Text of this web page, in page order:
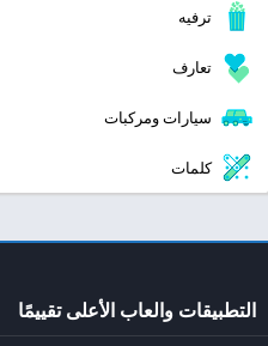
ترفيه
تعارف
سيارات ومركبات
كلمات
التطبيقات والعاب الأعلى تقييمًا